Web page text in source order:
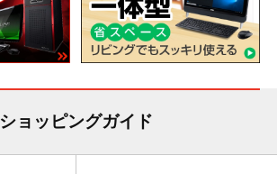
ショッピングガイド